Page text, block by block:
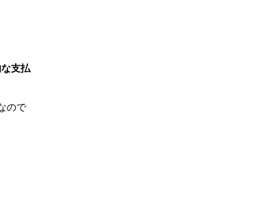
支払
ので